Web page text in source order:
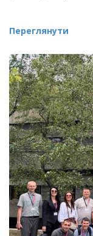
Переглянути